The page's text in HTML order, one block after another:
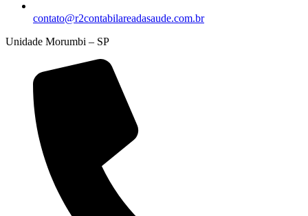
contato@r2contabilareadasaude.com.br
Unidade Morumbi – SP